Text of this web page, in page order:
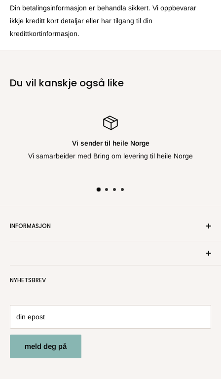
Din betalingsinformasjon er behandla sikkert. Vi oppbevarar
ikkje kreditt kort detaljar eller har tilgang til din
kredittkortinformasjon.
Du vil kanskje også like
Vi sender til heile Norge
Vi samarbeider med Bring om levering til heile Norge
INFORMASJON
NYHETSBREV
din epost
meld deg på